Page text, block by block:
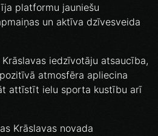
platformu jauniešu
un aktīva dzīvesveida
iedzīvotāju atsaucība,
atmosfēra apliecina
attīstīt ielu sporta kustību arī
Krāslavas novada